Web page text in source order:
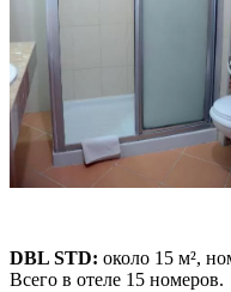
DBL STD: около 15 м²,
Всего в отеле 15 номеров.